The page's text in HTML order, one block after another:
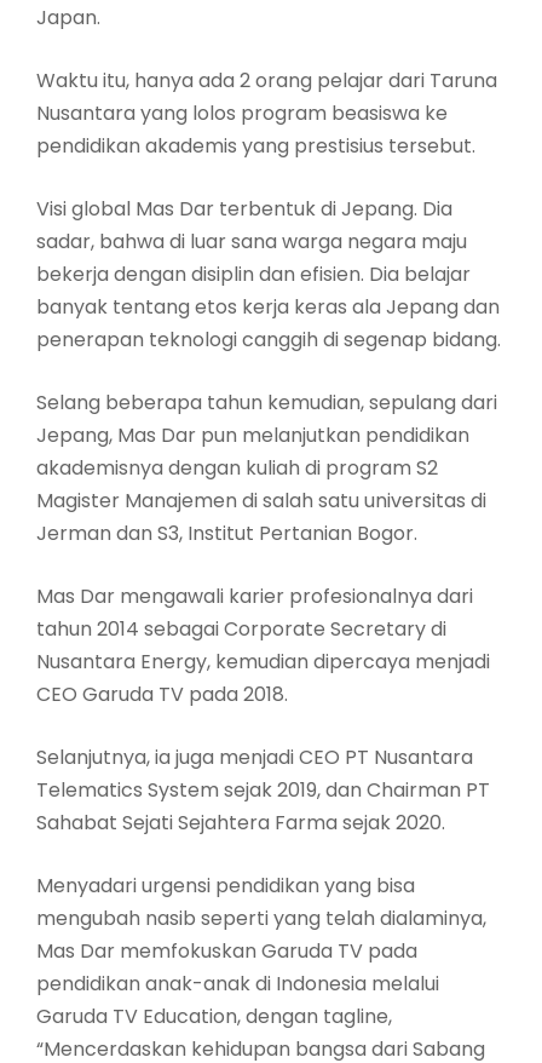
Japan.
Waktu itu, hanya ada 2 orang pelajar dari Taruna
Nusantara yang lolos program beasiswa ke
pendidikan akademis yang prestisius tersebut.
Visi global Mas Dar terbentuk di Jepang. Dia
sadar, bahwa di luar sana warga negara maju
bekerja dengan disiplin dan efisien. Dia belajar
banyak tentang etos kerja keras ala Jepang dan
penerapan teknologi canggih di segenap bidang.
Selang beberapa tahun kemudian, sepulang dari
Jepang, Mas Dar pun melanjutkan pendidikan
akademisnya dengan kuliah di program S2
Magister Manajemen di salah satu universitas di
Jerman dan S3, Institut Pertanian Bogor.
Mas Dar mengawali karier profesionalnya dari
tahun 2014 sebagai Corporate Secretary di
Nusantara Energy, kemudian dipercaya menjadi
CEO Garuda TV pada 2018.
Selanjutnya, ia juga menjadi CEO PT Nusantara
Telematics System sejak 2019, dan Chairman PT
Sahabat Sejati Sejahtera Farma sejak 2020.
Menyadari urgensi pendidikan yang bisa
mengubah nasib seperti yang telah dialaminya,
Mas Dar memfokuskan Garuda TV pada
pendidikan anak-anak di Indonesia melalui
Garuda TV Education, dengan tagline,
“Mencerdaskan kehidupan bangsa dari Sabang